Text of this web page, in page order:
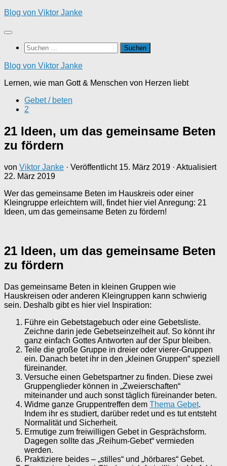
Zum
springen
Blog von Viktor Janke
Suchen
nach:
Blog von Viktor Janke
Lernen, wie man Gott & Menschen von Herzen liebt
Gebet / beten
2
21 Ideen, um das gemeinsame Beten
zu fördern
von Viktor Janke · Veröffentlicht 15. März 2019 · Aktualisiert
22. März 2019
Wer das gemeinsame Beten im Hauskreis oder einer
Kleingruppe erleichtern will, findet hier viel Anregung: 21
Ideen, um das gemeinsame Beten zu fördern!
21 Ideen, um das gemeinsame Beten
zu fördern
Das gemeinsame Beten in kleinen Gruppen wie
Hauskreisen oder anderen Kleingruppen kann schwierig
sein. Deshalb gibt es hier viel Inspiration:
Führe ein Gebetstagebuch oder eine Gebetsliste.
Zeichne darin jede Gebetseinzelheit auf. So könnt ihr
ganz einfach Gottes Antworten auf der Spur bleiben.
Teile die große Gruppe in dreier oder vierer-Gruppen
ein. Danach betet ihr in den „kleinen Gruppen“ speziell
füreinander.
Versuche einen Gebetspartner zu finden. Diese zwei
Gruppenglieder können in „Zweierschaften“
miteinander und auch sonst täglich füreinander beten.
Widme ganze Gruppentreffen dem Thema Gebet.
Indem ihr es studiert, darüber redet und es tut entsteht
Normalität und Sicherheit.
Ermutige zum freiwilligen Gebet in Gesprächsform.
Dagegen sollte das „Reihum-Gebet“ vermieden
werden.
Praktiziere beides – „stilles“ und „hörbares“ Gebet.